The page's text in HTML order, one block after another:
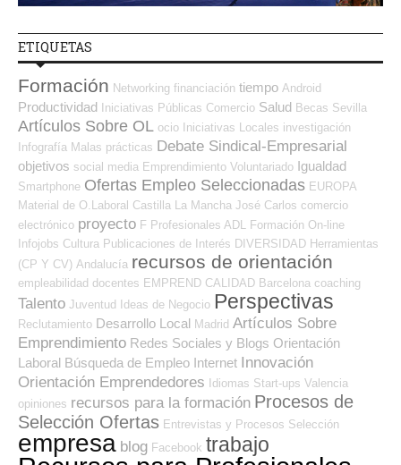
ETIQUETAS
Formación Networking financiación tiempo Android
Productividad Iniciativas Públicas Comercio Salud Becas Sevilla
Artículos Sobre OL ocio Iniciativas Locales investigación
Infografía Malas prácticas Debate Sindical-Empresarial
objetivos social media Emprendimiento Voluntariado Igualdad
Smartphone Ofertas Empleo Seleccionadas EUROPA
Material de O.Laboral Castilla La Mancha José Carlos comercio
electrónico proyecto F Profesionales ADL Formación On-line
Infojobs Cultura Publicaciones de Interés DIVERSIDAD Herramientas
(CP Y CV) Andalucía recursos de orientación
empleabilidad docentes EMPREND CALIDAD Barcelona coaching
Talento Juventud Ideas de Negocio Perspectivas
Reclutamiento Desarrollo Local Madrid Artículos Sobre
Emprendimiento Redes Sociales y Blogs Orientación
Laboral Búsqueda de Empleo Internet Innovación
Orientación Emprendedores
Idiomas Start-ups Valencia
opiniones recursos para la formación Procesos de
Selección Ofertas Entrevistas y Procesos Selección
empresa blog Facebook trabajo